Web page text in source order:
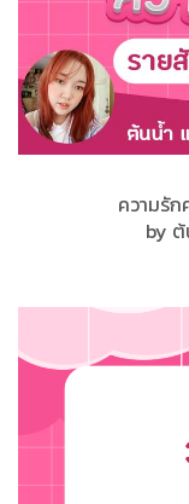
ความรั
by ต้